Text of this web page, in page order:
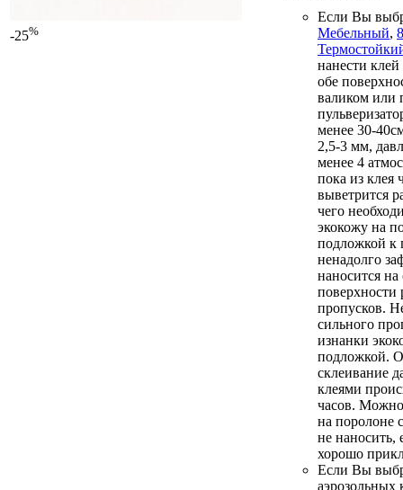
-25%
Если Вы
Мебельный,
нанести
обе
валиком
менее 30-
2,5-3 мм,
менее 4
пока из клея
выветрится
чего
экокожу на
подложкой к
ненадолго
наносится
поверхности
пропусков.
сильного
изнанки
подложкой.
склеивание
клеями
часов.
на поролоне
не наносить,
хорошо
Если Вы
аэрозольных